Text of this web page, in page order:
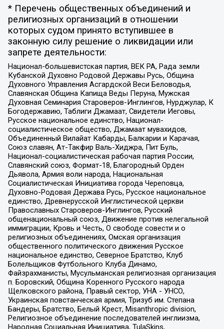
* Перечень общественных объединений и
религиозных организаций в отношении
которых судом принято вступившее в
законную силу решение о ликвидации или
запрете деятельности:
Национал-большевистская партия, ВЕК РА, Рада земли
Кубанской Духовно Родовой Державы Русь, Община
Духовного Управления Асгардской Веси Беловодья,
Славянская Община Капища Веды Перуна, Мужская
Духовная Семинария Староверов-Инглингов, Нурджулар, К
Богодержавию, Таблиги Джамаат, Свидетели Иеговы,
Русское национальное единство, Национал-
социалистическое общество, Джамаат мувахидов,
Объединенный Вилайат Кабарды, Балкарии и Карачая,
Союз славян, Ат-Такфир Валь-Хиджра, Пит Буль,
Национал-социалистическая рабочая партия России,
Славянский союз, Формат-18, Благородный Орден
Дьявола, Армия воли народа, Национальная
Социалистическая Инициатива города Череповца,
Духовно-Родовая Держава Русь, Русское национальное
единство, Древнерусской Инглистической церкви
Православных Староверов-Инглингов, Русский
общенациональный союз, Движение против нелегальной
иммиграции, Кровь и Честь, О свободе совести и о
религиозных объединениях, Омская организация
общественного политического движения Русское
национальное единство, Северное Братство, Клуб
Болельщиков Футбольного Клуба Динамо,
Файзрахманисты, Мусульманская религиозная организация
п. Боровский, Община Коренного Русского народа
Щелковского района, Правый сектор, УНА - УНСО,
Украинская повстанческая армия, Тризуб им. Степана
Бандеры, Братство, Белый Крест, Misanthropic division,
Религиозное объединение последователей инглиизма,
Народная Социальная Инициатива, TulaSkins,